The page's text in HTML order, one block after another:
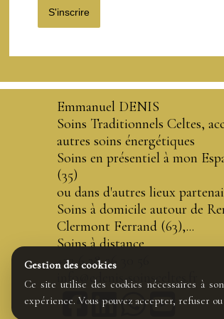
S'inscrire
Emmanuel DENIS
Soins Traditionnels Celtes,
autres soins énergétiques
Soins en présentiel à mon
(35)
ou dans d'autres lieux
Soins à domicile autour de
Clermont Ferrand (63),...
Soins à distance
+33 6 38 26 30 56
info@edenis-soinsceltes.fr
Gestion des cookies
Ce site utilise des cookies nécessaires à
expérience. Vous pouvez accepter, refuser